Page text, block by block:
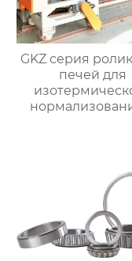
GKZ серия
печей для